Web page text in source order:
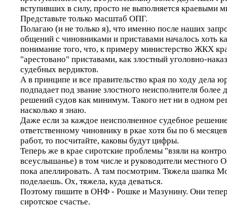
вступивших в силу, просто не выполняется краевыми
Представьте только масштаб ОПГ.
Полагаю (и не только я), что именно после наших
общений с чиновниками и приставами началось хоть
понимание того, что, к примеру министерство ЖКХ
"арестовано" приставами, как злостный уголовно-
судебных вердиктов.
А в принципе и все правительство края по ходу дела
подпадает под звание злостного неисполнителя более
решений судов как минимум. Такого нет ни в одном
насколько я знаю.
Даже если за каждое неисполненное судебное
ответственному чиновнику в ркае хотя бы по 6
работ, то посчитайте, каковы будут цифры.
Теперь же в крае сиротские проблемы "взяли на
всеуслышанье) в том числе и руководители
пока апеллировать. А там посмотрим. Тяжела шапка
поделаешь. Ох, тяжела, куда деваться.
Поэтому пишите в ОНФ - Рошке и Мазунину. Они
сиротское счастье.